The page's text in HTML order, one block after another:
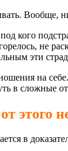
Вообще,
кого
не
эти
на
в сложные
этого
в